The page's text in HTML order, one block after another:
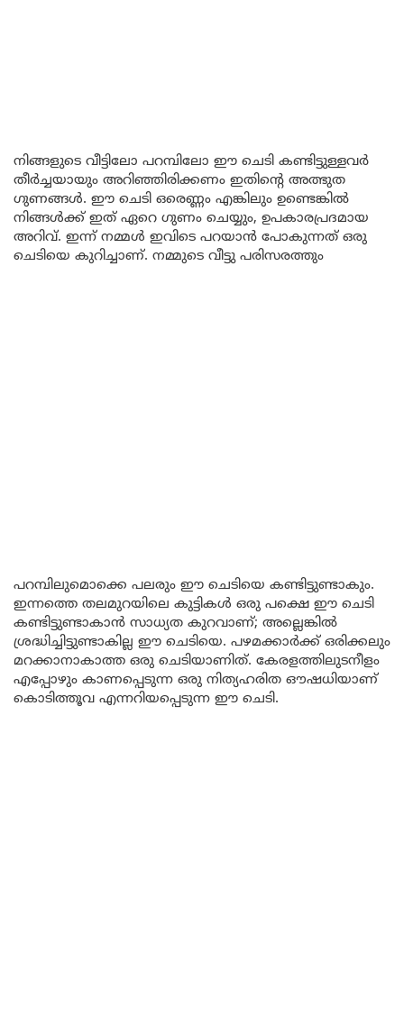
നിങ്ങളുടെ വീട്ടിലോ പറമ്പിലോ ഈ ചെടി കണ്ടിട്ടുള്ളവർ
തീർച്ചയായും അറിഞ്ഞിരിക്കണം ഇതിന്റെ അത്ഭുത
ഗുണങ്ങൾ. ഈ ചെടി ഒരെണ്ണം എങ്കിലും ഉണ്ടെങ്കിൽ
നിങ്ങൾക്ക് ഇത് ഏറെ ഗുണം ചെയ്യും, ഉപകാരപ്രദമായ
അറിവ്. ഇന്ന് നമ്മൾ ഇവിടെ പറയാൻ പോകുന്നത് ഒരു
ചെടിയെ കുറിച്ചാണ്. നമ്മുടെ വീട്ടു പരിസരത്തും
പറമ്പിലുമൊക്കെ പലരും ഈ ചെടിയെ കണ്ടിട്ടുണ്ടാകും.
ഇന്നത്തെ തലമുറയിലെ കുട്ടികള്‍ ഒരു പക്ഷെ ഈ ചെടി
കണ്ടിട്ടുണ്ടാകാൻ സാധ്യത കുറവാണ്; അല്ലെങ്കില്‍
ശ്രദ്ധിച്ചിട്ടുണ്ടാകില്ല ഈ ചെടിയെ. പഴമക്കാർക്ക് ഒരിക്കലും
മറക്കാനാകാത്ത ഒരു ചെടിയാണിത്. കേരളത്തിലുടനീളം
എപ്പോഴും കാണപ്പെടുന്ന ഒരു നിത്യഹരിത ഔഷധിയാണ്‌
കൊടിത്തൂവ എന്നറിയപ്പെടുന്ന ഈ ചെടി.